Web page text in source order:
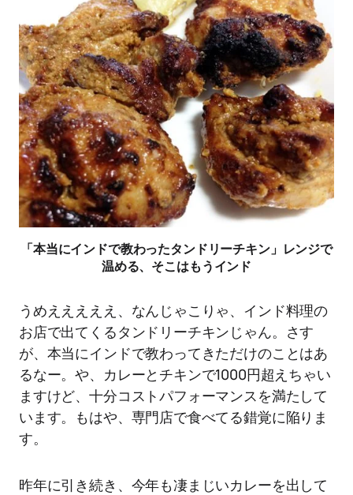
「本当にインドで教わったタンドリーチキン」レンジで
温める、そこはもうインド
うめえええええ、なんじゃこりゃ、インド料理の
お店で出てくるタンドリーチキンじゃん。さす
が、本当にインドで教わってきただけのことはあ
るなー。や、カレーとチキンで1000円超えちゃい
ますけど、十分コストパフォーマンスを満たして
います。もはや、専門店で食べてる錯覚に陥りま
す。
昨年に引き続き、今年も凄まじいカレーを出して